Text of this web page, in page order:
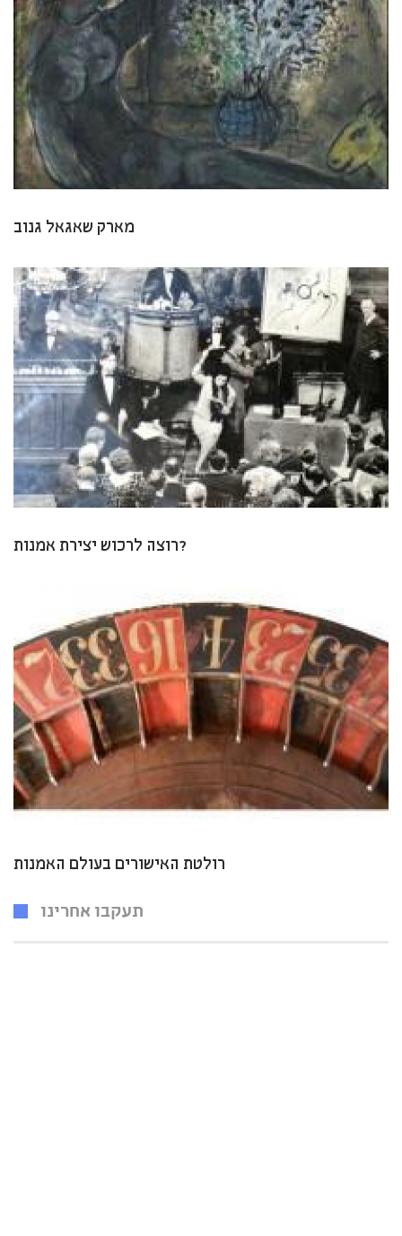
מארק שאגאל גנוב
רוצה לרכוש יצירת אמנות?
רולטת האישורים בעולם האמנות
תעקבו אחרינו